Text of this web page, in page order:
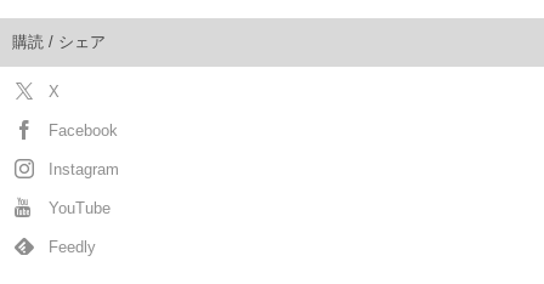
購読 / シェア
X
Facebook
Instagram
YouTube
Feedly